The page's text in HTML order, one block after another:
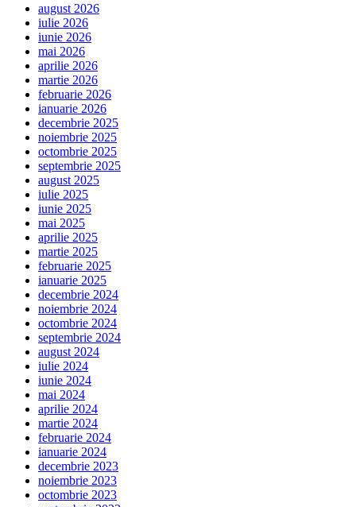
august 2026
iulie 2026
iunie 2026
mai 2026
aprilie 2026
martie 2026
februarie 2026
ianuarie 2026
decembrie 2025
noiembrie 2025
octombrie 2025
septembrie 2025
august 2025
iulie 2025
iunie 2025
mai 2025
aprilie 2025
martie 2025
februarie 2025
ianuarie 2025
decembrie 2024
noiembrie 2024
octombrie 2024
septembrie 2024
august 2024
iulie 2024
iunie 2024
mai 2024
aprilie 2024
martie 2024
februarie 2024
ianuarie 2024
decembrie 2023
noiembrie 2023
octombrie 2023